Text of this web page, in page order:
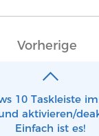
Vorherige
10 Taskleiste
aktivieren/
Einfach ist es!